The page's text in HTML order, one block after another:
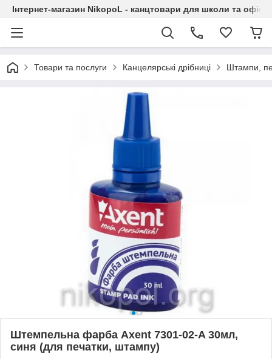
Інтернет-магазин NikopoL - канцтовари для школи та офісу
Товари та послуги Канцелярські дрібниці Штампи,
Штемпельна фарба Axent 7301-02-A 30мл,
синя (для печатки, штампу)